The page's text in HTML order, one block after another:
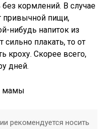
кормлений. В случае
привычной пищи,
нибудь напиток из
плакать, то от
кроху. Скорее всего,
дней.
рекомендуется носить